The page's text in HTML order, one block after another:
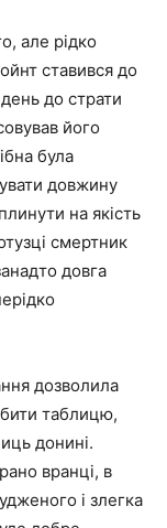
але рідко
ставився до
до страти
його
була
довжину
на якість
смертник
довга
дозволила
таблицю,
донині.
вранці, в
і злегка